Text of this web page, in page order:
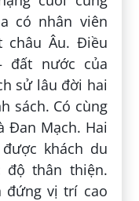
có nhân viên
châu Âu. Điều
đất nước của
sử lâu đời hai
sách. Có cùng
Đan Mạch. Hai
khách du
độ thân thiện.
đứng vị trí cao